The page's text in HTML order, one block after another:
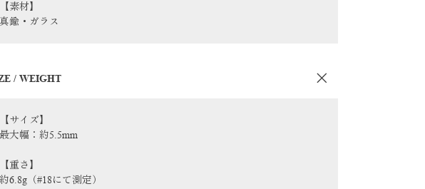
【素材】
真鍮・ガラス
/ WEIGHT
【サイズ】
最大幅：約5.5mm
【重さ】
約6.8g（#18にて測定）